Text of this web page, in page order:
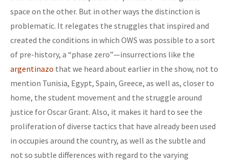
space on the other. But in other ways the distinction is
problematic. It relegates the struggles that inspired and
created the conditions in which OWS was possible to a sort
of pre-history, a “phase zero”—insurrections like the
argentinazo that we heard about earlier in the show, not to
mention Tunisia, Egypt, Spain, Greece, as well as, closer to
home, the student movement and the struggle around
justice for Oscar Grant. Also, it makes it hard to see the
proliferation of diverse tactics that have already been used
in occupies around the country, as well as the subtle and
not so subtle differences with regard to the varying